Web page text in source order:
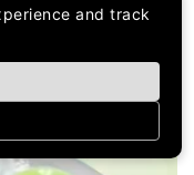
and track